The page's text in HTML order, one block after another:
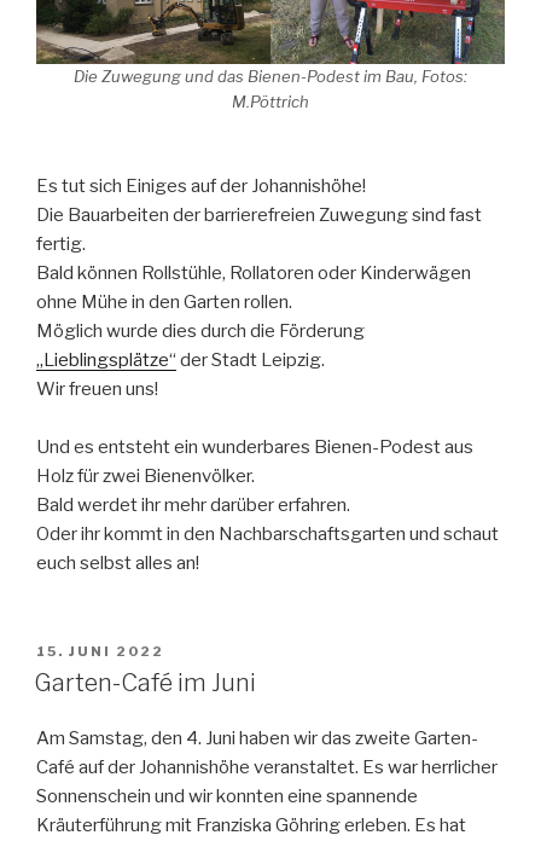
Die Zuwegung und das Bienen-Podest im Bau, Fotos:
M.Pöttrich
Es tut sich Einiges auf der Johannishöhe!
Die Bauarbeiten der barrierefreien Zuwegung sind fast
fertig.
Bald können Rollstühle, Rollatoren oder Kinderwägen
ohne Mühe in den Garten rollen.
Möglich wurde dies durch die Förderung
„Lieblingsplätze“ der Stadt Leipzig.
Wir freuen uns!
Und es entsteht ein wunderbares Bienen-Podest aus
Holz für zwei Bienenvölker.
Bald werdet ihr mehr darüber erfahren.
Oder ihr kommt in den Nachbarschaftsgarten und schaut
euch selbst alles an!
VERÖFFENTLICHT
AM
15. JUNI 2022
Garten-Café im Juni
Am Samstag, den 4. Juni haben wir das zweite Garten-
Café auf der Johannishöhe veranstaltet. Es war herrlicher
Sonnenschein und wir konnten eine spannende
Kräuterführung mit Franziska Göhring erleben. Es hat